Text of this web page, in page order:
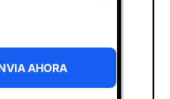
AHORA